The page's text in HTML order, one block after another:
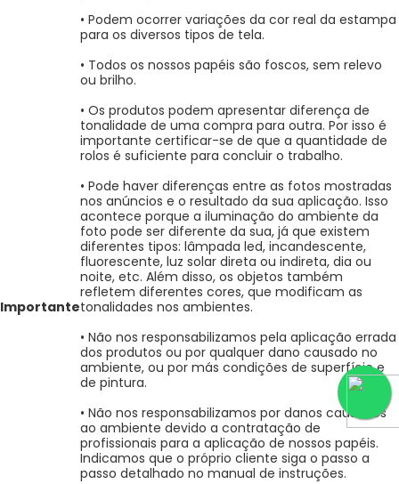
Importante
• Podem ocorrer variações da cor real da estampa
para os diversos tipos de tela.
• Todos os nossos papéis são foscos, sem relevo
ou brilho.
• Os produtos podem apresentar diferença de
tonalidade de uma compra para outra. Por isso é
importante certificar-se de que a quantidade de
rolos é suficiente para concluir o trabalho.
• Pode haver diferenças entre as fotos mostradas
nos anúncios e o resultado da sua aplicação. Isso
acontece porque a iluminação do ambiente da
foto pode ser diferente da sua, já que existem
diferentes tipos: lâmpada led, incandescente,
fluorescente, luz solar direta ou indireta, dia ou
noite, etc. Além disso, os objetos também
refletem diferentes cores, que modificam as
tonalidades nos ambientes.
• Não nos responsabilizamos pela aplicação errada
dos produtos ou por qualquer dano causado no
ambiente, ou por más condições de superfície e
de pintura.
• Não nos responsabilizamos por danos causados
ao ambiente devido a contratação de
profissionais para a aplicação de nossos papéis.
Indicamos que o próprio cliente siga o passo a
passo detalhado no manual de instruções.